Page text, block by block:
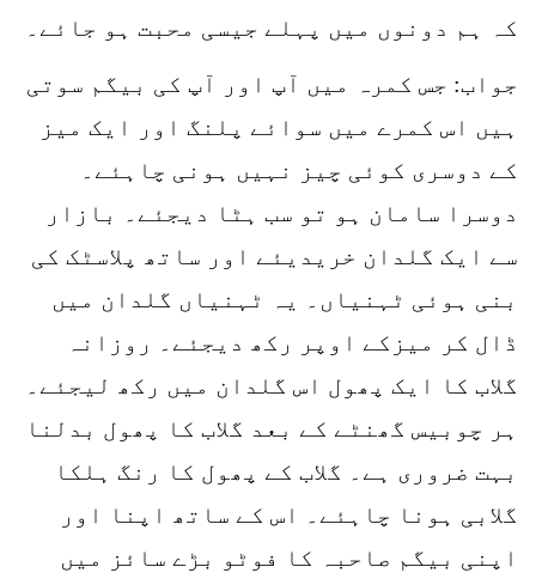
کہ ہم دونوں میں پہلے جیسی محبت ہو جائے۔
جواب: جس کمرہ میں آپ اور آپ کی بیگم سوتی
ہیں اس کمرے میں سوائے پلنگ اور ایک میز
کے دوسری کوئی چیز نہیں ہونی چاہئے۔
دوسرا سامان ہو تو سب ہٹا دیجئے۔ بازار
سے ایک گلدان خریدیئے اور ساتھ پلاسٹک کی
بنی ہوئی ٹہنیاں۔ یہ ٹہنیاں گلدان میں
ڈال کر میزکے اوپر رکھ دیجئے۔ روزانہ
گلاب کا ایک پھول اس گلدان میں رکھ لیجئے۔
ہر چوبیس گھنٹے کے بعد گلاب کا پھول بدلنا
بہت ضروری ہے۔ گلاب کے پھول کا رنگ ہلکا
گلابی ہونا چاہئے۔ اس کے ساتھ اپنا اور
اپنی بیگم صاحبہ کا فوٹو بڑے سائز میں